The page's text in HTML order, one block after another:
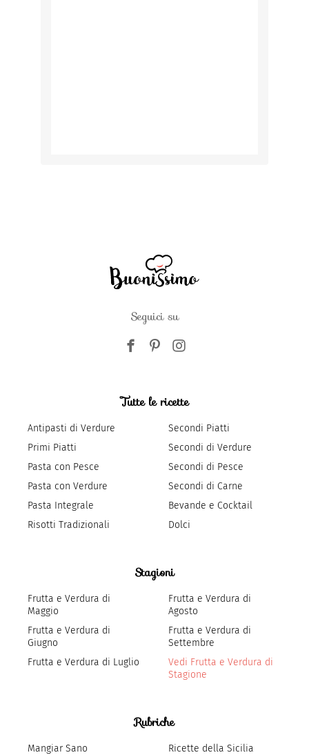
Seguici su
Tutte le ricette
Antipasti di Verdure
Primi Piatti
Pasta con Pesce
Pasta con Verdure
Pasta Integrale
Risotti Tradizionali
Secondi Piatti
Secondi di Verdure
Secondi di Pesce
Secondi di Carne
Bevande e Cocktail
Dolci
Stagioni
Frutta e Verdura di
Maggio
Frutta e Verdura di
Giugno
Frutta e Verdura di Luglio
Frutta e Verdura di
Agosto
Frutta e Verdura di
Settembre
Vedi Frutta e Verdura di
Stagione
Rubriche
Mangiar Sano
Ricette della Sicilia